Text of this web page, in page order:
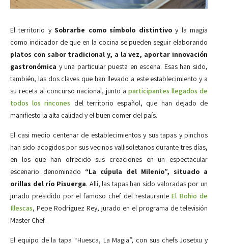
El territorio ySobrarbe como símbolo distintivoy la magia
como indicador de que en la cocina se pueden seguir elaborando
platos con sabor tradicional y, a la vez, aportar innovación
gastronómica y una particular puesta en escena. Esas han sido,
también, las dos claves que han llevado a este establecimiento y a
su receta al concurso nacional, junto a participantes llegados de
todos los rincones del territorio español, que han dejado de
manifiesto la alta calidad y el buen comer del país.
El casi medio centenar de establecimientos y sus tapas y pinchos
han sido acogidos por sus vecinos vallisoletanos durante tres días,
en los que han ofrecido sus creaciones en un espectacular
escenario denominado “La cúpula del Milenio”, situado a
orillas del río Pisuerga. Allí, las tapas han sido valoradas por un
jurado presidido por el famoso chef del restaurante El Bohio de
Illescas, Pepe Rodríguez Rey, jurado en el programa de televisión
Master Chef.
El equipo de la tapa “Huesca, La Magia”, con sus chefs Josetxu y